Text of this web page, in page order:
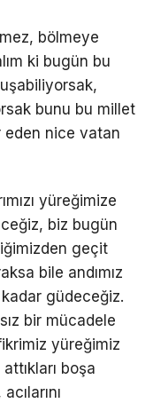
bölmeye
ki bugün bu
bunu bu millet
eden nice vatan
yüreğimize
biz bugün
geçit
bile andımız
güdeceğiz.
bir mücadele
yüreğimiz
boşa